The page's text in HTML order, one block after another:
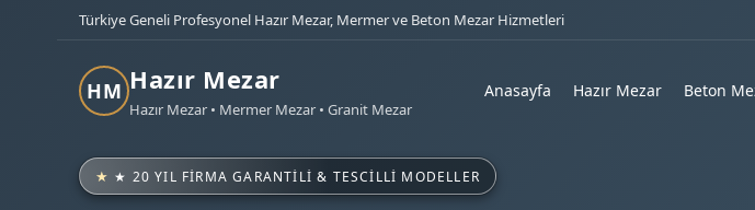
Türkiye Geneli Profesyonel Hazır Mezar, Mermer ve Beton Mezar Hizmetleri
HM Hazır Mezar
Hazır Mezar • Mermer Mezar • Granit Mezar
Anasayfa Hazır Mezar Beton
★ 20 YIL FIRMA GARANTILI & TESCILLI MODELLER